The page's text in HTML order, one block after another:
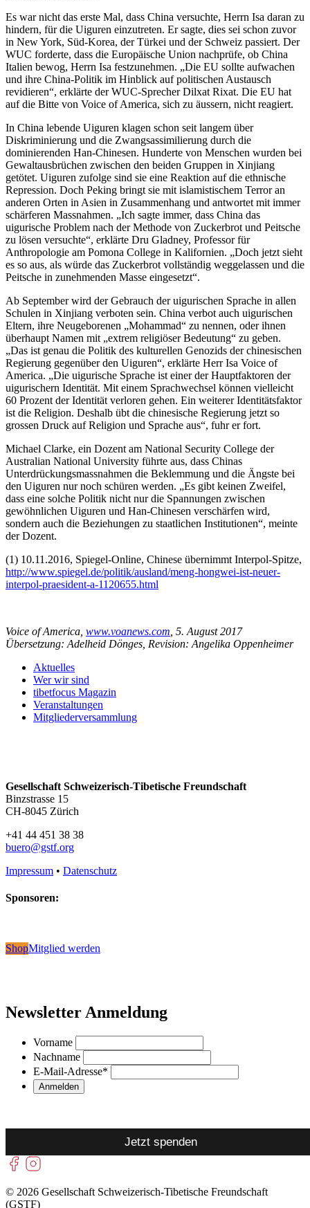
Es war nicht das erste Mal, dass China versuchte, Herrn Isa daran zu
hindern, für die Uiguren einzutreten. Er sagte, dies sei schon zuvor
in New York, Süd-Korea, der Türkei und der Schweiz passiert. Der
WUC forderte, dass die Europäische Union nachprüfe, ob China
Italien bewog, Herrn Isa festzunehmen. „Die EU sollte aufwachen
und ihre China-Politik im Hinblick auf politischen Austausch
revidieren“, erklärte der WUC-Sprecher Dilxat Rixat. Die EU hat
auf die Bitte von Voice of America, sich zu äussern, nicht reagiert.
In China lebende Uiguren klagen schon seit langem über
Diskriminierung und die Zwangsassimilierung durch die
dominierenden Han-Chinesen. Hunderte von Menschen wurden bei
Gewaltausbrüchen zwischen den beiden Gruppen in Xinjiang
getötet. Uiguren zufolge sind sie eine Reaktion auf die ethnische
Repression. Doch Peking bringt sie mit islamistischem Terror an
anderen Orten in Asien in Zusammenhang und antwortet mit immer
schärferen Massnahmen. „Ich sagte immer, dass China das
uigurische Problem nach der Methode von Zuckerbrot und Peitsche
zu lösen versuchte“, erklärte Dru Gladney, Professor für
Anthropologie am Pomona College in Kalifornien. „Doch jetzt sieht
es so aus, als würde das Zuckerbrot vollständig weggelassen und die
Peitsche in zunehmenden Masse eingesetzt“.
Ab September wird der Gebrauch der uigurischen Sprache in allen
Schulen in Xinjiang verboten sein. China verbot auch uigurischen
Eltern, ihre Neugeborenen „Mohammad“ zu nennen, oder ihnen
überhaupt Namen mit „extrem religiöser Bedeutung“ zu geben.
„Das ist genau die Politik des kulturellen Genozids der chinesischen
Regierung gegenüber den Uiguren“, erklärte Herr Isa Voice of
America. „Die uigurische Sprache ist einer der Hauptfaktoren der
uigurischern Identität. Mit einem Sprachwechsel können vielleicht
60 Prozent der Identität verloren gehen. Ein weiterer Identitätsfaktor
ist die Religion. Deshalb übt die chinesische Regierung jetzt so
grossen Druck auf Religion und Sprache aus“, fuhr er fort.
Michael Clarke, ein Dozent am National Security College der
Australian National University führte aus, dass Chinas
Unterdrückungsmassnahmen die Beklemmung und die Ängste bei
den Uiguren nur noch schüren werden. „Es gibt keinen Zweifel,
dass eine solche Politik nicht nur die Spannungen zwischen
gewöhnlichen Uiguren und Han-Chinesen verschärfen wird,
sondern auch die Beziehungen zu staatlichen Institutionen“, meinte
der Dozent.
(1) 10.11.2016, Spiegel-Online, Chinese übernimmt Interpol-Spitze,
http://www.spiegel.de/politik/ausland/meng-hongwei-ist-neuer-
interpol-praesident-a-1120655.html
Voice of America, www.voanews.com , 5. August 2017
Übersetzung: Adelheid Dönges, Revision: Angelika Oppenheimer
Aktuelles
Wer wir sind
tibetfocus Magazin
Veranstaltungen
Mitgliederversammlung
Gesellschaft Schweizerisch-Tibetische Freundschaft
Binzstrasse 15
CH-8045 Zürich
+41 44 451 38 38
buero@gstf.org
Impressum • Datenschutz
Sponsoren:
ShopMitglied werden
Newsletter Anmeldung
Vorname
Nachname
E-Mail-Adresse*
Jetzt spenden
© 2026 Gesellschaft Schweizerisch-Tibetische Freundschaft
(GSTF)